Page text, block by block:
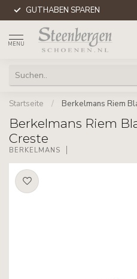
GUTHABEN SPAREN
MENU
Startseite / Berkelmans Riem
Berkelmans Riem
Creste
BERKELMANS